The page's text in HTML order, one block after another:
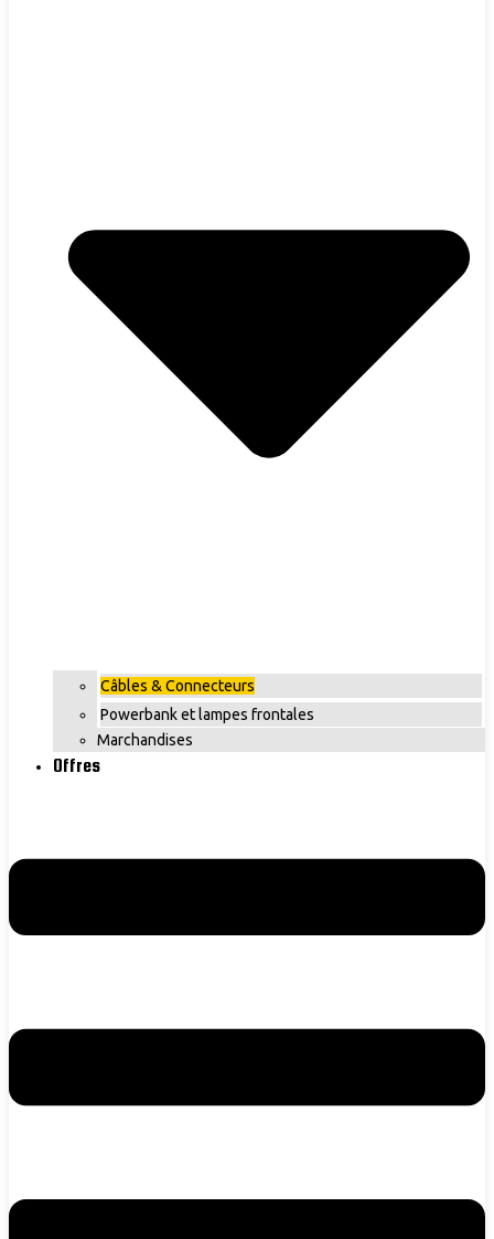
Câbles & Connecteurs
Powerbank et lampes frontales
Marchandises
Offres